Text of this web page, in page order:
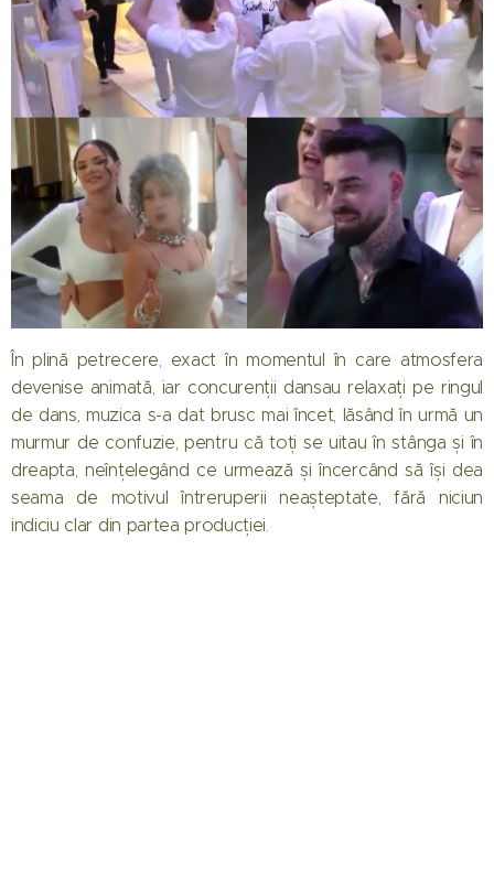
În plină petrecere, exact în momentul în care atmosfera
devenise animată, iar concurenții dansau relaxați pe ringul
de dans, muzica s-a dat brusc mai încet, lăsând în urmă un
murmur de confuzie, pentru că toți se uitau în stânga și în
dreapta, neînțelegând ce urmează și încercând să își dea
seama de motivul întreruperii neașteptate, fără niciun
indiciu clar din partea producției.